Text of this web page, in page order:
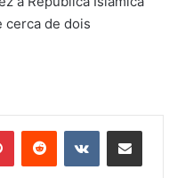
cerca de dois
PinterestReddit VK Compartilhar via e-mail